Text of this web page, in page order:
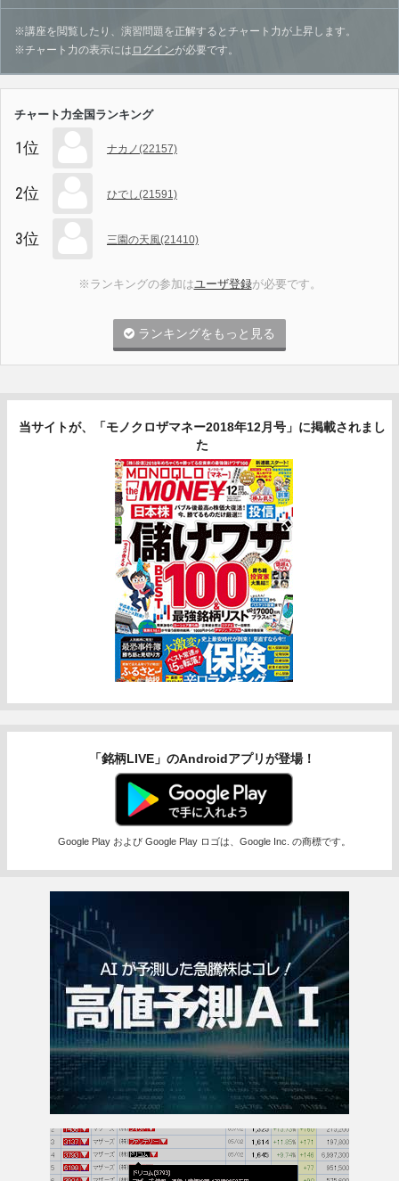
※講座を閲覧したり、演習問題を正解するとチャート力が上昇します。
※チャート力の表示には ログインが必要です。
チャート力全国ランキング
1位 ナカノ(22157)
2位 ひでし(21591)
3位 三園の天風(21410)
※ランキングの参加はユーザ登録が必要です。
ランキングをもっと見る
当サイトが、「モノクロザマネー2018年12月号」に掲載されまし
た
「銘柄LIVE」のAndroidアプリが登場！
Google Play および Google Play ロゴは、Google Inc. の商標です。